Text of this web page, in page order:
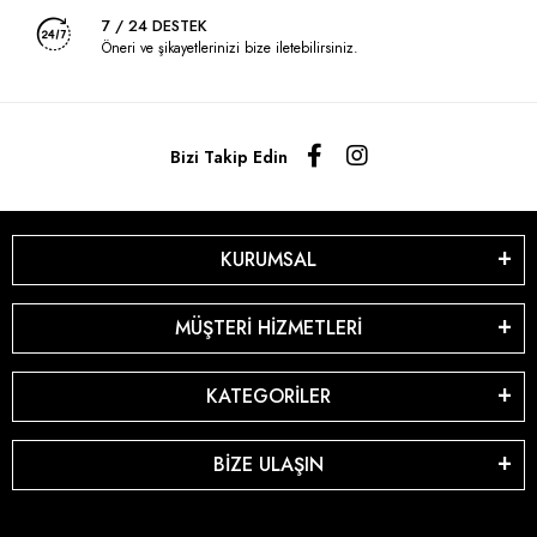
7 / 24 DESTEK
Öneri ve şikayetlerinizi bize iletebilirsiniz.
Bizi Takip Edin
KURUMSAL
MÜŞTERİ HİZMETLERİ
KATEGORİLER
BİZE ULAŞIN